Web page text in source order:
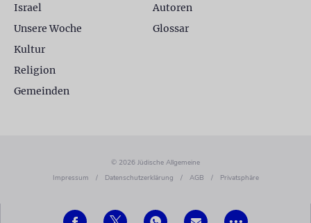
Israel
Unsere Woche
Kultur
Religion
Gemeinden
Autoren
Glossar
© 2026 Jüdische Allgemeine
Impressum
/ Datenschutzerklärung / AGB / Privatsphäre